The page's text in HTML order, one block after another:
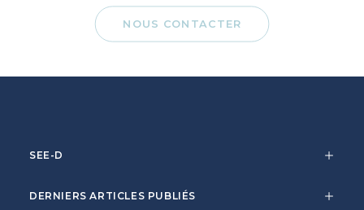
NOUS CONTACTER
SEE-D
DERNIERS ARTICLES PUBLIÉS